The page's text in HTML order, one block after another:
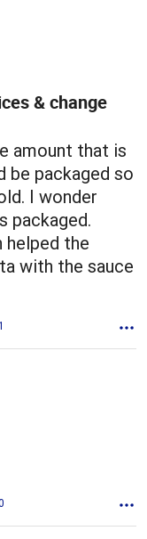
& change
amount that is
be packaged so
I wonder
packaged.
helped the
with the sauce